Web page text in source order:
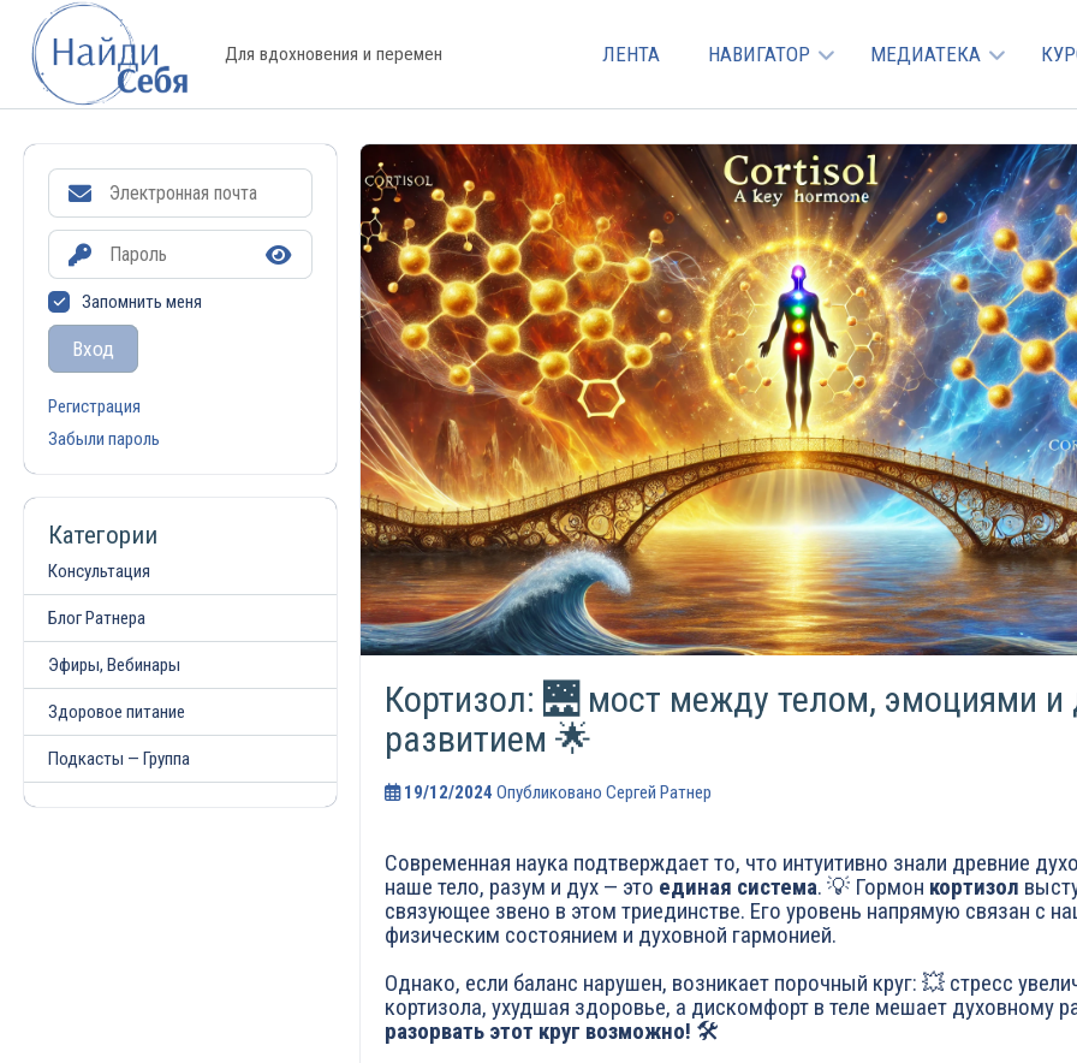
Для вдохновения и перемен ЛЕНТА НАВИГАТОР МЕДИАТЕКА
Запомнить меня
Вход
Регистрация
Забыли пароль
Категории
Консультация
Блог Ратнера
Эфиры, Вебинары
Здоровое питание
Подкасты — Группа
Кортизол: 🌉 мост между телом, эмоциями
развитием 🌟
19/12/2024 ОпубликованоСергей Ратнер
Современная наука подтверждает то, что интуитивно знали древние
наше тело, разум и дух — это единая система. 💡 Гормон кортизол
связующее звено в этом триединстве. Его уровень напрямую связан с
физическим состоянием и духовной гармонией.
Однако, если баланс нарушен, возникает порочный круг: 💥 стресс
кортизола, ухудшая здоровье, а дискомфорт в теле мешает духовному
разорвать этот круг возможно! 🛠️